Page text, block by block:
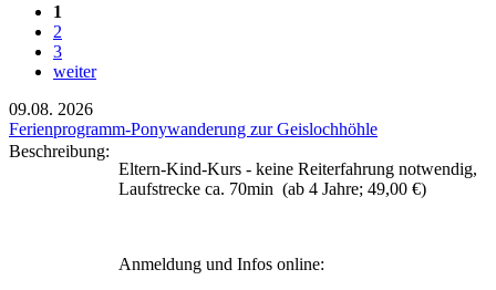
1
2
3
weiter
09.08. 2026
Ferienprogramm-Ponywanderung zur Geislochhöhle
Beschreibung:
Eltern-Kind-Kurs - keine Reiterfahrung notwendig,
Laufstrecke ca. 70min (ab 4 Jahre; 49,00 €)
Anmeldung und Infos online: